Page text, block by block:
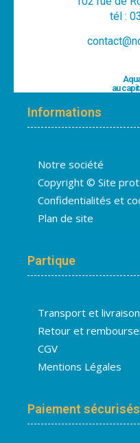
tél :
au
Informations
Notre société
Copyright © Site
Confidentialités et
Plan de site
Partique
Transport et
Retour et
CGV
Mentions Légales
Paiement sécurisés